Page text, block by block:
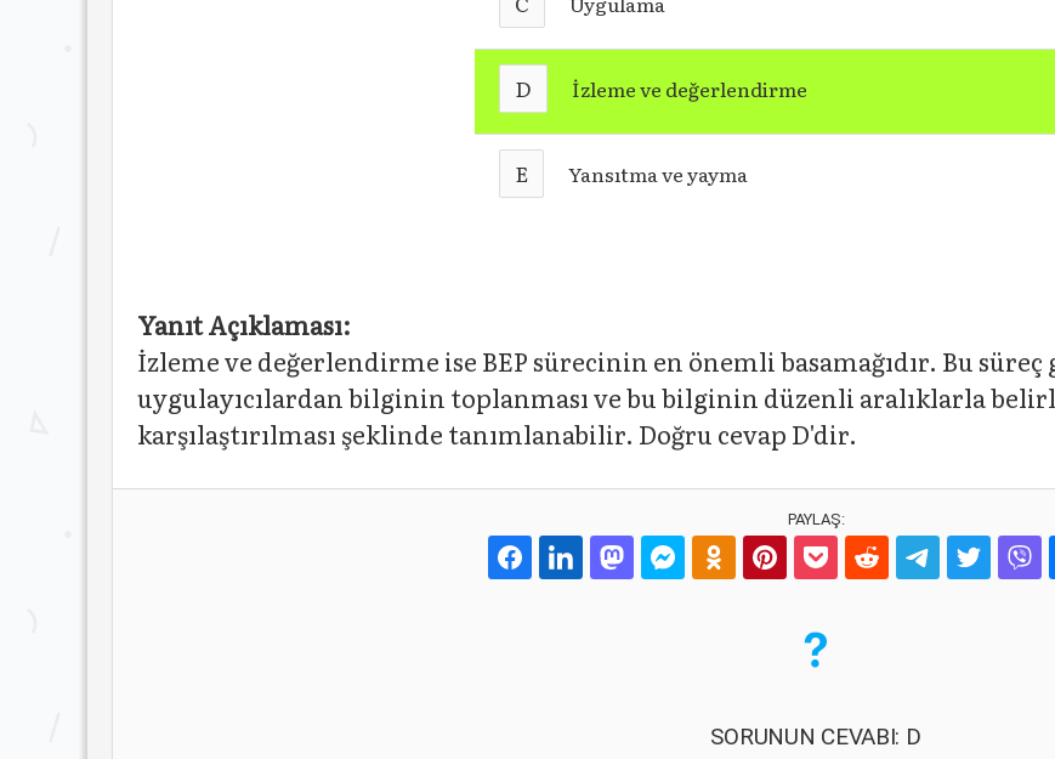
D İzleme ve değerlendirme
E Yansıtma ve yayma
Yanıt Açıklaması:
İzleme ve değerlendirme ise BEP sürecinin en önemli basamağıdır. Bu
uygulayıcılardan bilginin toplanması ve bu bilginin düzenli aralıklarla
karşılaştırılması şeklinde tanımlanabilir. Doğru cevap D'dir.
PAYLAŞ:
SORUNUN CEVABI: D